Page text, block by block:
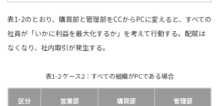
表1-2のとおり、購買部と管理部をCCからPCに変えると、すべての
社員が「いかに利益を最大化するか」を考えて行動する。配賦は
なくなり、社内取引が発生する。
表1-2 ケース2：すべての組織がPCである場合
区分 営業部 購買部 管理部